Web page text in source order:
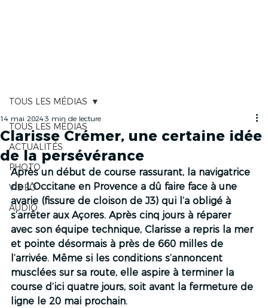
TOUS LES MÉDIAS
ACTUALITÉS
PHOTO
VIDÉO
AUDIO
TOUS LES MÉDIAS
Clarisse Crémer, une certaine idée
de la persévérance
14 mai 20243 min de lecture
Après un début de course rassurant, la navigatrice
de L’Occitane en Provence a dû faire face à une
avarie (fissure de cloison de J3) qui l’a obligé à
s’arrêter aux Açores. Après cinq jours à réparer
avec son équipe technique, Clarisse a repris la mer
et pointe désormais à près de 660 milles de
l’arrivée. Même si les conditions s’annoncent
musclées sur sa route, elle aspire à terminer la
course d’ici quatre jours, soit avant la fermeture de
ligne le 20 mai prochain.